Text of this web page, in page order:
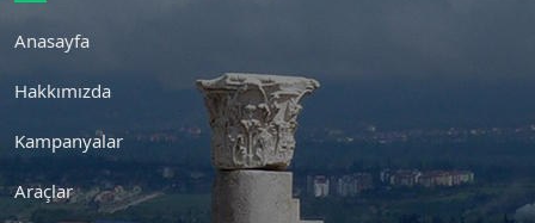
Anasayfa
Hakkımızda
Kampanyalar
Araçlar